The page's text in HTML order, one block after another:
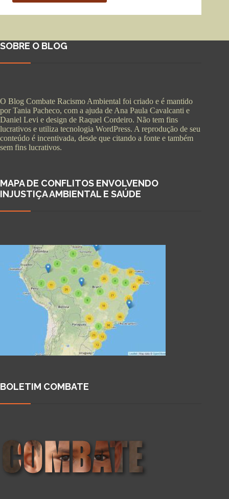
SOBRE O BLOG
O Blog Combate Racismo Ambiental foi criado e é mantido
por Tania Pacheco, com a ajuda de Ana Paula Cavalcanti e
Daniel Levi e design de Raquel Cordeiro. Não tem fins
lucrativos e utiliza tecnologia WordPress. A reprodução de seu
conteúdo é incentivada, desde que citando a fonte e também
sem fins lucrativos.
MAPA DE CONFLITOS ENVOLVENDO
INJUSTIÇA AMBIENTAL E SAÚDE
BOLETIM COMBATE